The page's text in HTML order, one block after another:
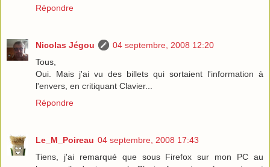
Répondre
Nicolas Jégou
04 septembre, 2008 12:20
Tous,
Oui. Mais j'ai vu des billets qui sortaient l'information à
l'envers, en critiquant Clavier...
Répondre
Le_M_Poireau 04 septembre, 2008 17:43
Tiens, j'ai remarqué que sous Firefox sur mon PC au